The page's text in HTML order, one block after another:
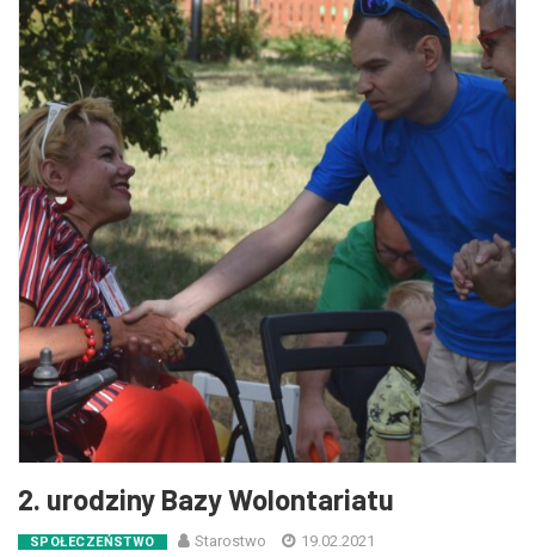
2. urodziny Bazy Wolontariatu
SPOŁECZEŃSTWO Starostwo 19.02.2021